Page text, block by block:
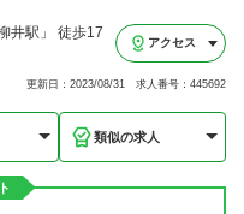
井駅」 徒歩17
アクセス
更新日：2023/08/31 求人番号：445692
類似の求人